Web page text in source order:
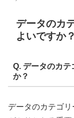
データのカ
よいですか？
Q. データのカ
か？
データのカテゴ